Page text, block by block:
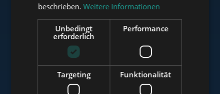
www.mybudapesthome.com
beschrieben. Weitere Informationen
Unbedingt
erforderlich
Performance
Targeting Funktionalität